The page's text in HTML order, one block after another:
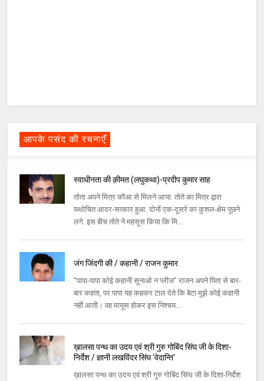
आपके पसंद की रचनाएँ
स्वाधीनता की क़ीमत (लघुकथा)-प्रदीप कुमार साह
तोता अपने मित्र कौआ से मिलने आया. तोते का मित्र द्वारा
यथोचित आदर-सत्कार हुआ. दोनों एक-दूसरे का कुशल-क्षेम पूछने
लगे. इस बीच तोते ने महसूस किया कि मि...
जंग जिंदगी की / कहानी / राजन कुमार
“पापा-पापा कोई कहानी सुनाओ न प्लीज” राजन अपने पिता से बार-
बार कहता, पर पापा यह कहकर टाल देते कि बेटा मुझे कोई कहानी
नहीं आती। वह मायूस होकर इस निश्चय...
ख़ालसा पन्थ का उदय एवं श्री गुरु गोबिंद सिंघ जी के दिशा-
निर्देश / ज्ञानी लखविंदर सिंघ ‘वेदान्ति’
ख़ालसा पन्थ का उदय एवं श्री गुरु गोबिंद सिंघ जी के दिशा-निर्देश